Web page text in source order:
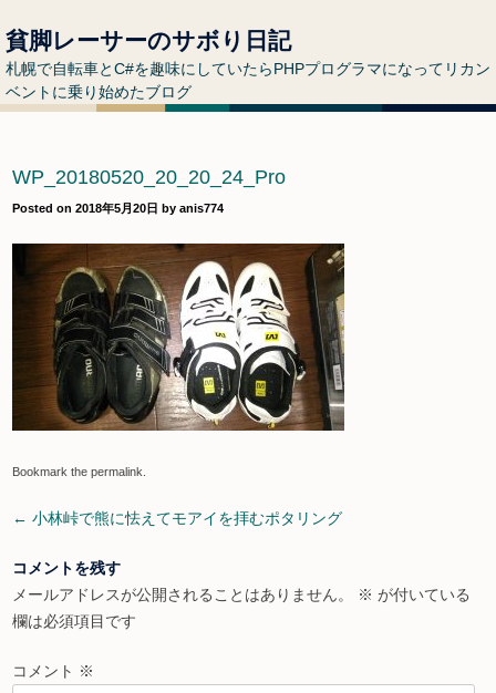
貧脚レーサーのサボり日記
札幌で自転車とC#を趣味にしていたらPHPプログラマになってリカン
ベントに乗り始めたブログ
WP_20180520_20_20_24_Pro
Posted on 2018年5月20日 by anis774
Bookmark the permalink
Post
← 小林峠で熊に怯えてモアイを拝むポタリング
コメントを残す
メールアドレスが公開されることはありません。
※ が付いている
欄は必須項目です
コメント ※